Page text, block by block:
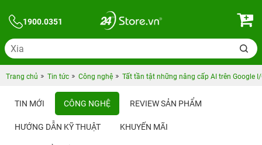
1900.0351
Trang chủ Tin tức Công nghệ Tất tần tật những nâng cấp AI trên Google
TIN MỚI CÔNG NGHỆ REVIEW SẢN PHẨM
HƯỚNG DẪN KỸ THUẬT KHUYẾN MÃI